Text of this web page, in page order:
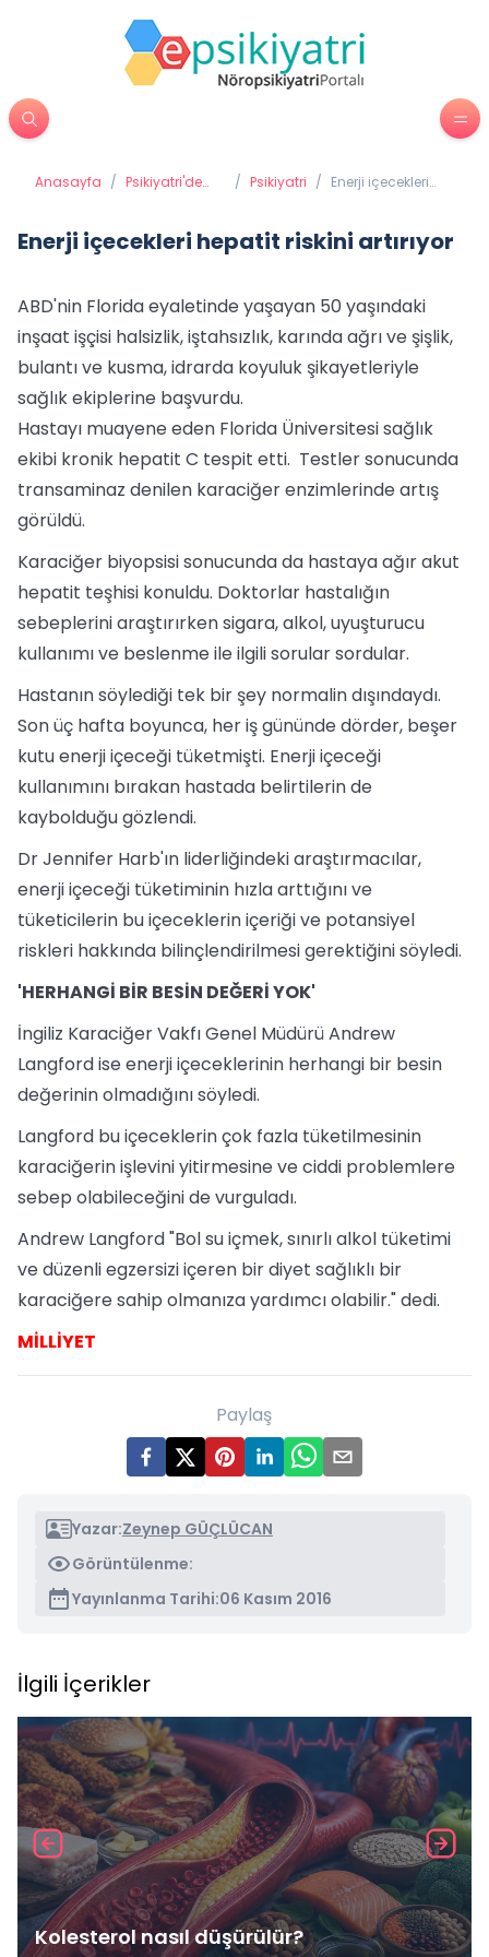
Anasayfa / Psikiyatri'de
/ Psikiyatri / Enerji içecekleri
Enerji içecekleri hepatit riskini artırıyor
ABD'nin Florida eyaletinde yaşayan 50 yaşındaki
inşaat işçisi halsizlik, iştahsızlık, karında ağrı ve şişlik,
bulantı ve kusma, idrarda koyuluk şikayetleriyle
sağlık ekiplerine başvurdu.
Hastayı muayene eden Florida Üniversitesi sağlık
ekibi kronik hepatit C tespit etti. Testler sonucunda
transaminaz denilen karaciğer enzimlerinde artış
görüldü.
Karaciğer biyopsisi sonucunda da hastaya ağır akut
hepatit teşhisi konuldu. Doktorlar hastalığın
sebeplerini araştırırken sigara, alkol, uyuşturucu
kullanımı ve beslenme ile ilgili sorular sordular.
Hastanın söylediği tek bir şey normalin dışındaydı.
Son üç hafta boyunca, her iş gününde dörder, beşer
kutu enerji içeceği tüketmişti. Enerji içeceği
kullanımını bırakan hastada belirtilerin de
kaybolduğu gözlendi.
Dr Jennifer Harb'ın liderliğindeki araştırmacılar,
enerji içeceği tüketiminin hızla arttığını ve
tüketicilerin bu içeceklerin içeriği ve potansiyel
riskleri hakkında bilinçlendirilmesi gerektiğini söyledi.
'HERHANGİ BİR BESİN DEĞERİ YOK'
İngiliz Karaciğer Vakfı Genel Müdürü Andrew
Langford ise enerji içeceklerinin herhangi bir besin
değerinin olmadığını söyledi.
Langford bu içeceklerin çok fazla tüketilmesinin
karaciğerin işlevini yitirmesine ve ciddi problemlere
sebep olabileceğini de vurguladı.
Andrew Langford "Bol su içmek, sınırlı alkol tüketimi
ve düzenli egzersizi içeren bir diyet sağlıklı bir
karaciğere sahip olmanıza yardımcı olabilir." dedi.
MİLLİYET
Paylaş
Yazar:Zeynep GÜÇLÜCAN
Görüntülenme:
Yayınlanma Tarihi:06 Kasım 2016
İlgili İçerikler
Kolesterol nasıl düşürülür?